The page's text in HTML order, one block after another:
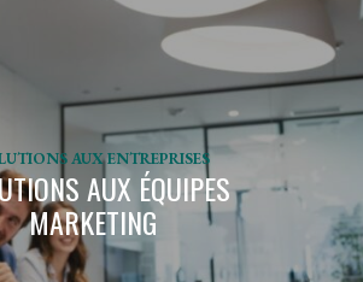
AUX ENTREPRISES
AUX ÉQUIPES
MARKETING